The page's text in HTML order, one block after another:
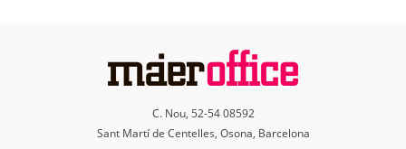
C. Nou, 52-54 08592
Sant Martí de Centelles, Osona, Barcelona